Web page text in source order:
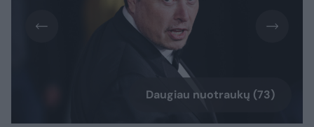
Daugiau nuotraukų (73)